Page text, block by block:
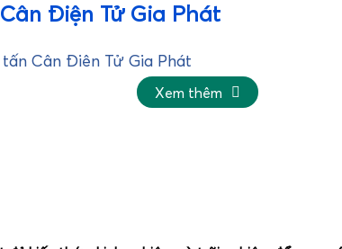
Điện Tử Gia Phát
Cân Điện Tử Gia Phát
Xem thêm